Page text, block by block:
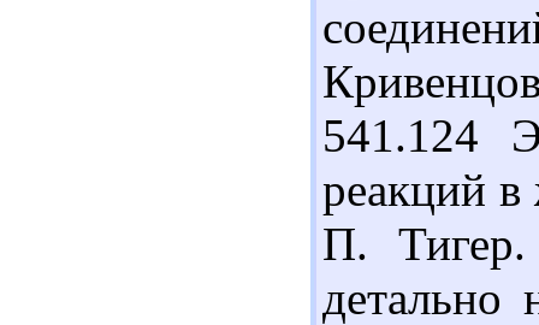
541.124
реакций
П.